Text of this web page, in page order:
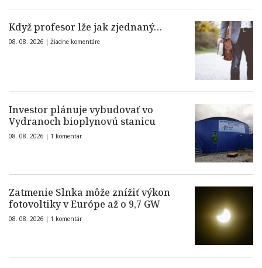
Když profesor lže jak zjednaný…
08. 08. 2026 | Žiadne komentáre
Investor plánuje vybudovať vo
Vydranoch bioplynovú stanicu
08. 08. 2026 | 1 komentár
Zatmenie Slnka môže znížiť výkon
fotovoltiky v Európe až o 9,7 GW
08. 08. 2026 | 1 komentár